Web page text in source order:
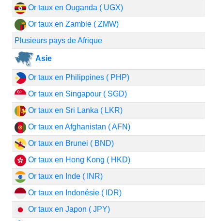
Or taux en Ouganda ( UGX)
Or taux en Zambie ( ZMW)
Plusieurs pays de Afrique
Asie
Or taux en Philippines ( PHP)
Or taux en Singapour ( SGD)
Or taux en Sri Lanka ( LKR)
Or taux en Afghanistan ( AFN)
Or taux en Brunei ( BND)
Or taux en Hong Kong ( HKD)
Or taux en Inde ( INR)
Or taux en Indonésie ( IDR)
Or taux en Japon ( JPY)